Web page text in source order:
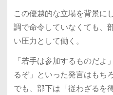
この優越的な立場を背景に
調で命令していなくても、
い圧力として働く。
「若手は参加するものだ
るぞ」といった発言はもち
でも、部下は「従わざるを